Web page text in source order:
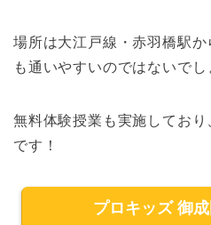
場所は大江戸線・赤羽橋駅
も通いやすいのではないでし
無料体験授業も実施してお
です！
プロキッズ 御